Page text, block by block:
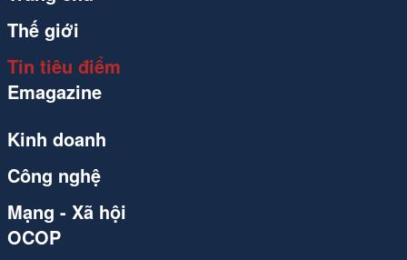
Thế giới
Tin tiêu điểm
Emagazine
Kinh doanh
Công nghệ
Mạng - Xã hội
OCOP